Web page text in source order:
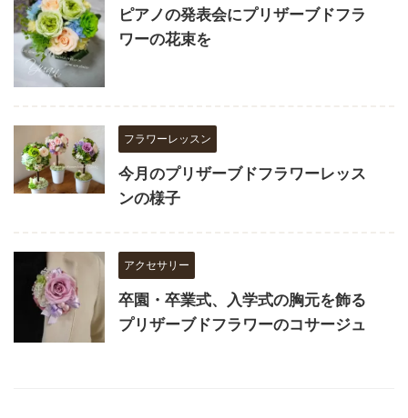
ピアノの発表会にプリザーブドフラ
ワーの花束を
フラワーレッスン
今月のプリザーブドフラワーレッス
ンの様子
アクセサリー
卒園・卒業式、入学式の胸元を飾る
プリザーブドフラワーのコサージュ